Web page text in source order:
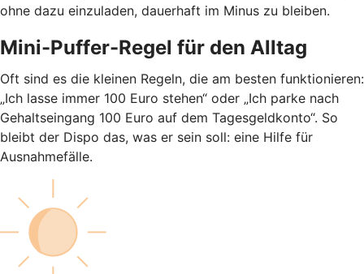
ohne dazu einzuladen, dauerhaft im Minus zu bleiben.
Mini-Puffer-Regel für den Alltag
Oft sind es die kleinen Regeln, die am besten funktionieren:
„Ich lasse immer 100 Euro stehen“ oder „Ich parke nach
Gehaltseingang 100 Euro auf dem Tagesgeldkonto“. So
bleibt der Dispo das, was er sein soll: eine Hilfe für
Ausnahmefälle.